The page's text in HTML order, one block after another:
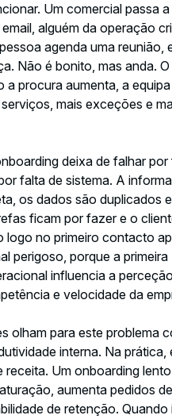
Um comercial passa a
alguém da operação
agenda uma reunião,
Não é bonito, mas anda.
a procura aumenta, a
mais exceções e
deixa de falhar por
falta de sistema. A
os dados são duplicados
ficam por fazer e o
logo no primeiro contacto
perigoso, porque a primeira
influencia a
e velocidade da
olham para este problema
interna. Na prática,
receita. Um onboarding
aumenta pedidos
de retenção. Quando